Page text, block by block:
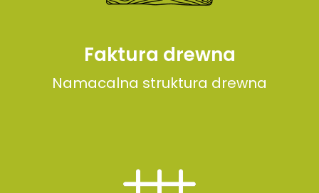
Faktura drewna
Namacalna struktura drewna